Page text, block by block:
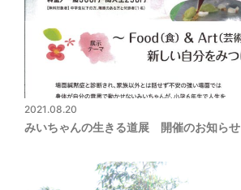
2021.08.20
みいちゃんの生きる道展 開催のお知らせ